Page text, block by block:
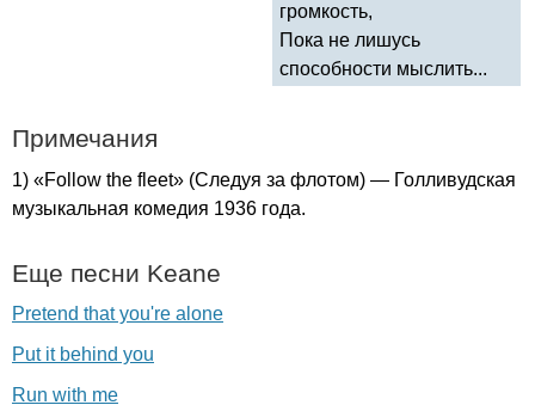
громкость,
Пока не лишусь
способности мыслить...
Примечания
1) «Follow the fleet» (Следуя за флотом) — Голливудская
музыкальная комедия 1936 года.
Еще песни Keane
Pretend that you're alone
Put it behind you
Run with me